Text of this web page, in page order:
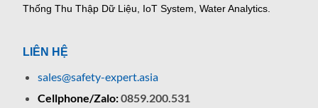
Thống Thu Thập Dữ Liệu, IoT System, Water Analytics.
LIÊN HỆ
sales@safety-expert.asia
Cellphone/Zalo:0859.200.531